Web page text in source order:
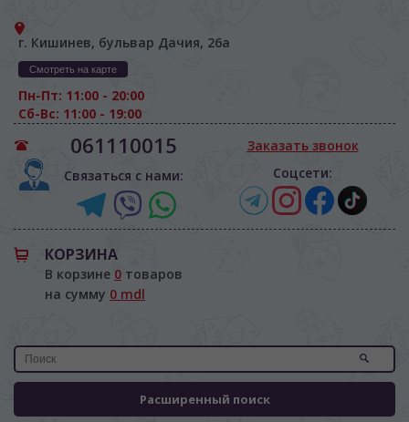
г. Кишинев, бульвар Дачия, 26а
Смотреть на карте
Пн-Пт: 11:00 - 20:00
Сб-Вс: 11:00 - 19:00
061110015
Связаться с нами:
Заказать звонок
Соцсети:
КОРЗИНА
В корзине 0 товаров
на сумму 0 mdl
Расширенный поиск
ЯЗЫК САЙТА / LIMBA SITE-ULUI